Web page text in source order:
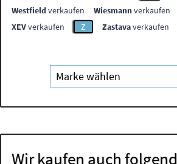
Westfieldverkaufen Wiesmannverkaufen
XEVverkaufen Z Zastavaverkaufen
Wir kaufen auch